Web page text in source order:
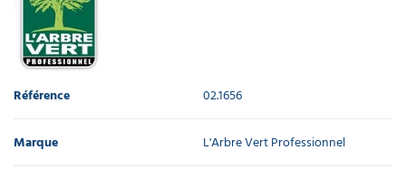
Référence 02.1656
Marque L'Arbre Vert Professionnel